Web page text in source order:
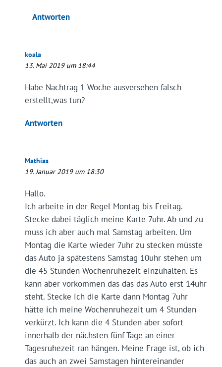
Antworten
koala
13. Mai 2019 um 18:44
Habe Nachtrag 1 Woche ausversehen falsch
erstellt,was tun?
Antworten
Mathias
19. Januar 2019 um 18:30
Hallo.
Ich arbeite in der Regel Montag bis Freitag.
Stecke dabei täglich meine Karte 7uhr. Ab und zu
muss ich aber auch mal Samstag arbeiten. Um
Montag die Karte wieder 7uhr zu stecken müsste
das Auto ja spätestens Samstag 10uhr stehen um
die 45 Stunden Wochenruhezeit einzuhalten. Es
kann aber vorkommen das das das Auto erst 14uhr
steht. Stecke ich die Karte dann Montag 7uhr
hätte ich meine Wochenruhezeit um 4 Stunden
verkürzt. Ich kann die 4 Stunden aber sofort
innerhalb der nächsten fünf Tage an einer
Tagesruhezeit ran hängen. Meine Frage ist, ob ich
das auch an zwei Samstagen hintereinander